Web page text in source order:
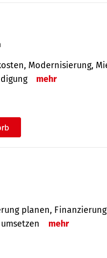
Modernisierung,
mehr
planen,
mehr